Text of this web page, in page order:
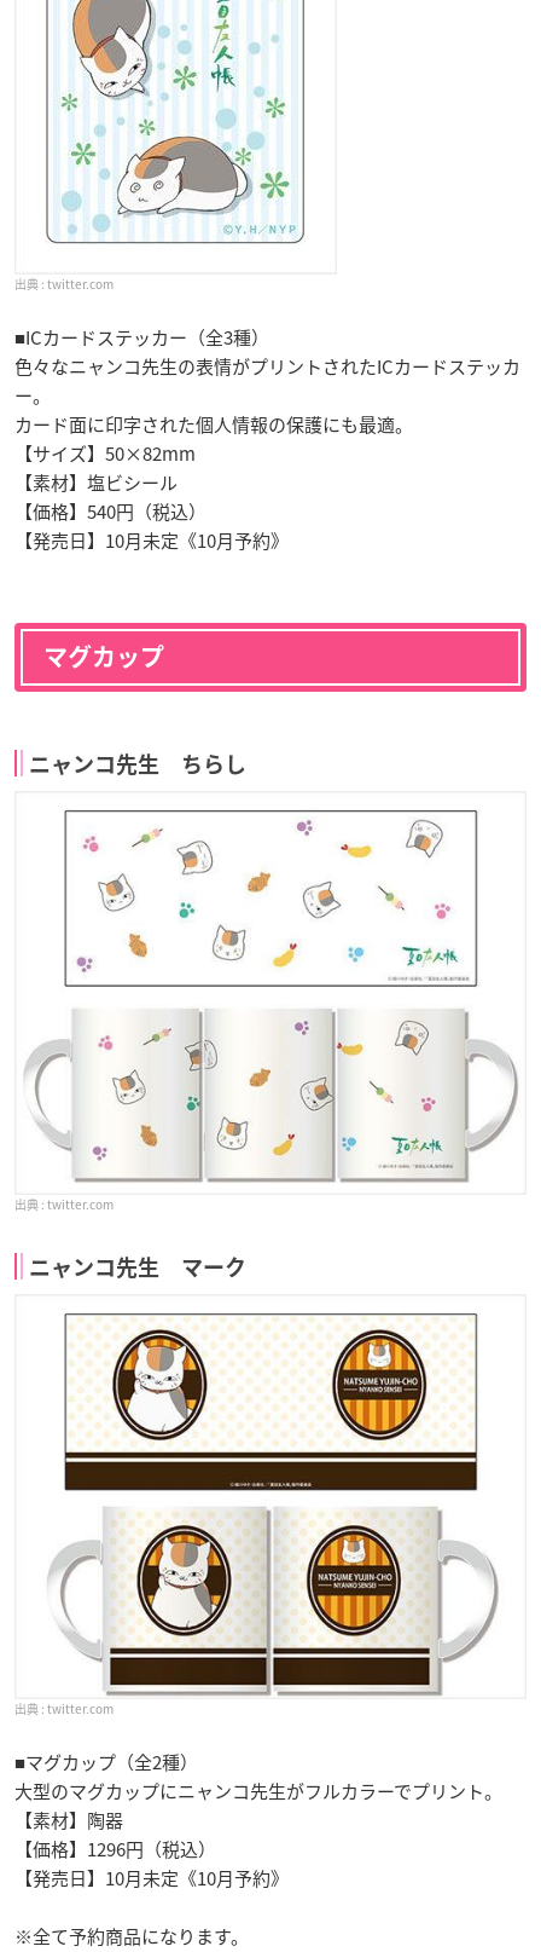
twitter.com
■ICカードステッカー（全3種）
色々なニャンコ先生の表情がプリントされたICカードステッカ
ー。
カード面に印字された個人情報の保護にも最適。
【サイズ】50×82mm
【素材】塩ビシール
【価格】540円（税込）
【発売日】10月未定《10月予約》
マグカップ
ニャンコ先生 ちらし
twitter.com
ニャンコ先生 マーク
twitter.com
■マグカップ（全2種）
大型のマグカップにニャンコ先生がフルカラーでプリント。
【素材】陶器
【価格】1296円（税込）
【発売日】10月未定《10月予約》
※全て予約商品になります。